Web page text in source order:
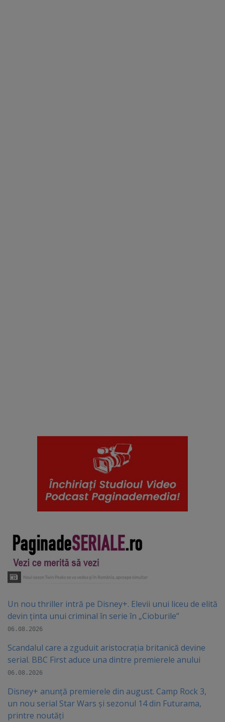
Un nou thriller intră pe Disney+. Elevii unui liceu de elită
devin ținta unui criminal în serie în „Cioburile”
06.08.2026
Scandalul care a zguduit aristocrația britanică devine
serial. BBC First aduce una dintre premierele anului
06.08.2026
Disney+ anunță premierele din august. Camp Rock 3,
un nou serial Star Wars și sezonul 14 din Futurama,
printre noutăți